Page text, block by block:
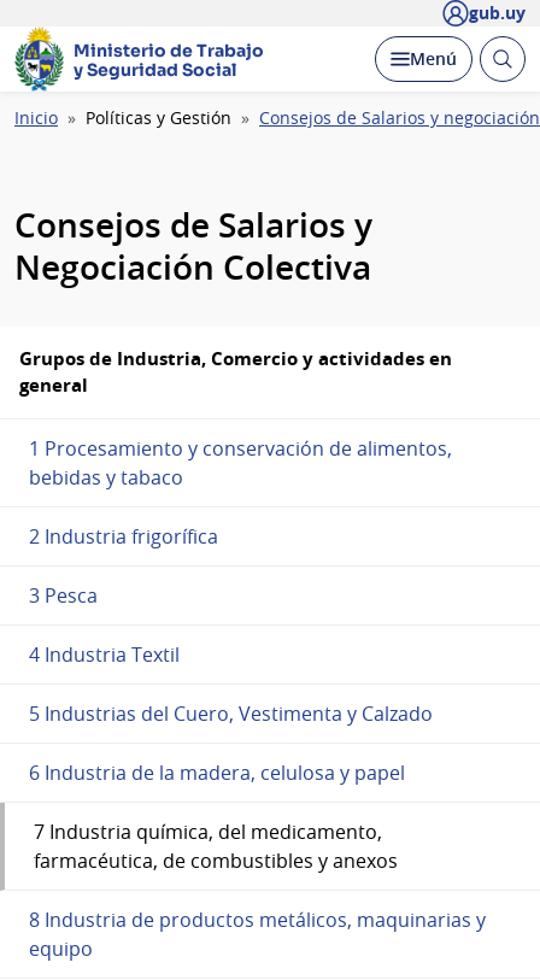
gub.uy
Ministerio de Trabajo
y Seguridad Social
Desplegar
Menú Abrir
Ruta
Inicio Políticas y Gestión Consejos de Salarios y
Consejos de Salarios y
Negociación Colectiva
Grupos de Industria, Comercio y actividades en
general
1 Procesamiento y conservación de alimentos,
bebidas y tabaco
2 Industria frigorífica
3 Pesca
4 Industria Textil
5 Industrias del Cuero, Vestimenta y Calzado
6 Industria de la madera, celulosa y papel
7 Industria química, del medicamento,
farmacéutica, de combustibles y anexos
8 Industria de productos metálicos, maquinarias y
equipo